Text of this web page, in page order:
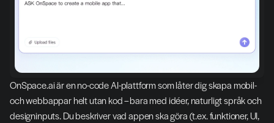
OnSpace.ai är en no-code AI-plattform som låter dig skapa mobil-
och webbappar helt utan kod – bara med idéer, naturligt språk och
designinputs. Du beskriver vad appen ska göra (t.ex. funktioner, UI,